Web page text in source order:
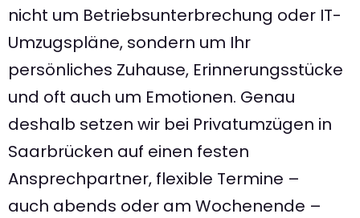
nicht um Betriebsunterbrechung oder IT-
Umzugspläne, sondern um Ihr
persönliches Zuhause, Erinnerungsstücke
und oft auch um Emotionen. Genau
deshalb setzen wir bei Privatumzügen in
Saarbrücken auf einen festen
Ansprechpartner, flexible Termine –
auch abends oder am Wochenende –